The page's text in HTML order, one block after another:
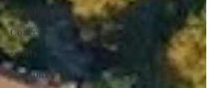
Musique
Concert
sports
territoire